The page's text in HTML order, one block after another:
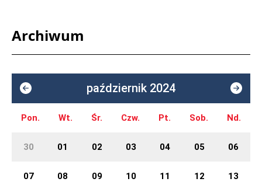
Archiwum
październik 2024
Pon. Wt. Śr. Czw. Pt. Sob. Nd.
30 01 02 03 04 05 06
07 08 09 10 11 12 13